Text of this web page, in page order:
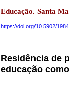
Educação. Santa
https://doi.org/10.5902/
Residência de
educação